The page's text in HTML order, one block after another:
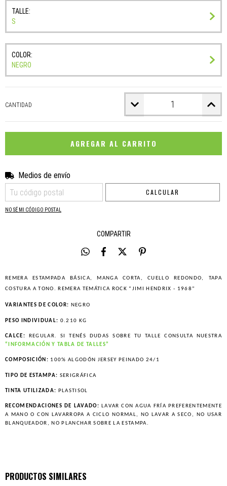
TALLE:
S
COLOR:
NEGRO
CANTIDAD
Entregas para el CP:
Medios de envío
CALCULAR
NO SÉ MI CÓDIGO POSTAL
COMPARTIR
REMERA ESTAMPADA BÁSICA, MANGA CORTA, CUELLO REDONDO, TAPA
COSTURA A TONO. REMERA TEMÁTICA ROCK “JIMI HENDRIX - 1968”
VARIANTES DE COLOR: NEGRO
PESO INDIVIDUAL: 0.210 KG
CALCE: REGULAR. SI TENÉS DUDAS SOBRE TU TALLE CONSULTA NUESTRA
“INFORMACIÓN Y TABLA DE TALLES”
COMPOSICIÓN: 100% ALGODÓN JERSEY PEINADO 24/1
TIPO DE ESTAMPA: SERIGRÁFICA
TINTA UTILIZADA: PLASTISOL
RECOMENDACIONES DE LAVADO: LAVAR CON AGUA FRÍA PREFERENTEMENTE
A MANO O CON LAVARROPA A CICLO NORMAL, NO LAVAR A SECO, NO USAR
BLANQUEADOR, NO PLANCHAR SOBRE LA ESTAMPA.
PRODUCTOS SIMILARES